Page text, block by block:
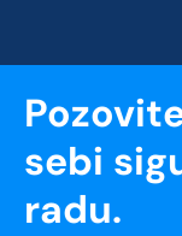
sebi
radu.